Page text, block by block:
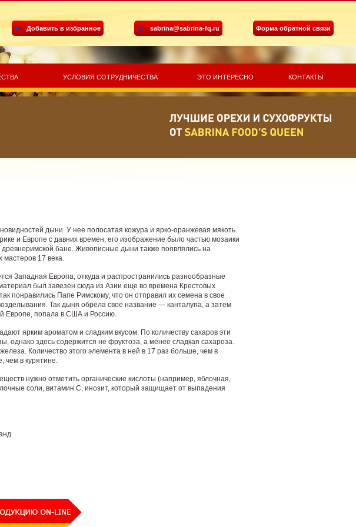
Добавить в избранное sabrina@sabrina-fq.ru Форма обратной связи
УСЛОВИЯ СОТРУДНИЧЕСТВА ЭТО ИНТЕРЕСНО КОНТАКТЫ
дыни. У нее полосатая кожура и ярко-оранжевая мякоть.
и Европе с давних времен, его изображение было частью мозаики
бане. Живописные дыни также появлялись на
мастеров 17 века.
Западная Европа, откуда и распространились разнообразные
был завезен сюда из Азии еще во времена Крестовых
понравились Папе Римскому, что он отправил их семена в свое
Так дыня обрела свое название — канталупа, а затем
Европе, попала в США и Россию.
ярким ароматом и сладким вкусом. По количеству сахаров эти
однако здесь содержится не фруктоза, а менее сладкая сахароза.
Количество этого элемента в ней в 17 раз больше, чем в
чем в курятине.
нужно отметить органические кислоты (например, яблочная,
соли, витамин С, инозит, который защищает от выпадения